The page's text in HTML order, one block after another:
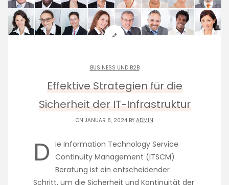
BUSINESS UND B2B
Effektive Strategien für die
Sicherheit der IT-Infrastruktur
ON JANUAR 8, 2024 BY ADMIN
D ie Information Technology Service
Continuity Management (ITSCM)
Beratung ist ein entscheidender
Schritt, um die Sicherheit und Kontinuität der